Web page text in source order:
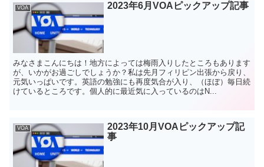
VOA 2023年6月VOAピックアップ記事
みなさまこんにちは！地方によっては梅雨入りしたところもあります
が、いかがお過ごしでしょうか？私は先月フィリピン出張から戻り、
元気いっぱいです。英語の勉強にも再度気合が入り、（ほぼ）毎日続
けているところです。個人的に最近気に入っているのはN...
VOA
2023年10月VOAピックアップ記
事